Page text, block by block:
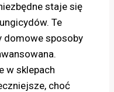
staje się
Te
domowe sposoby
w sklepach
choć